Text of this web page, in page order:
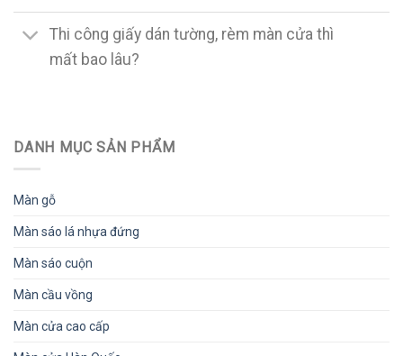
Thi công giấy dán tường, rèm màn cửa thì
mất bao lâu?
DANH MỤC SẢN PHẨM
Màn gỗ
Màn sáo lá nhựa đứng
Màn sáo cuộn
Màn cầu vồng
Màn cửa cao cấp